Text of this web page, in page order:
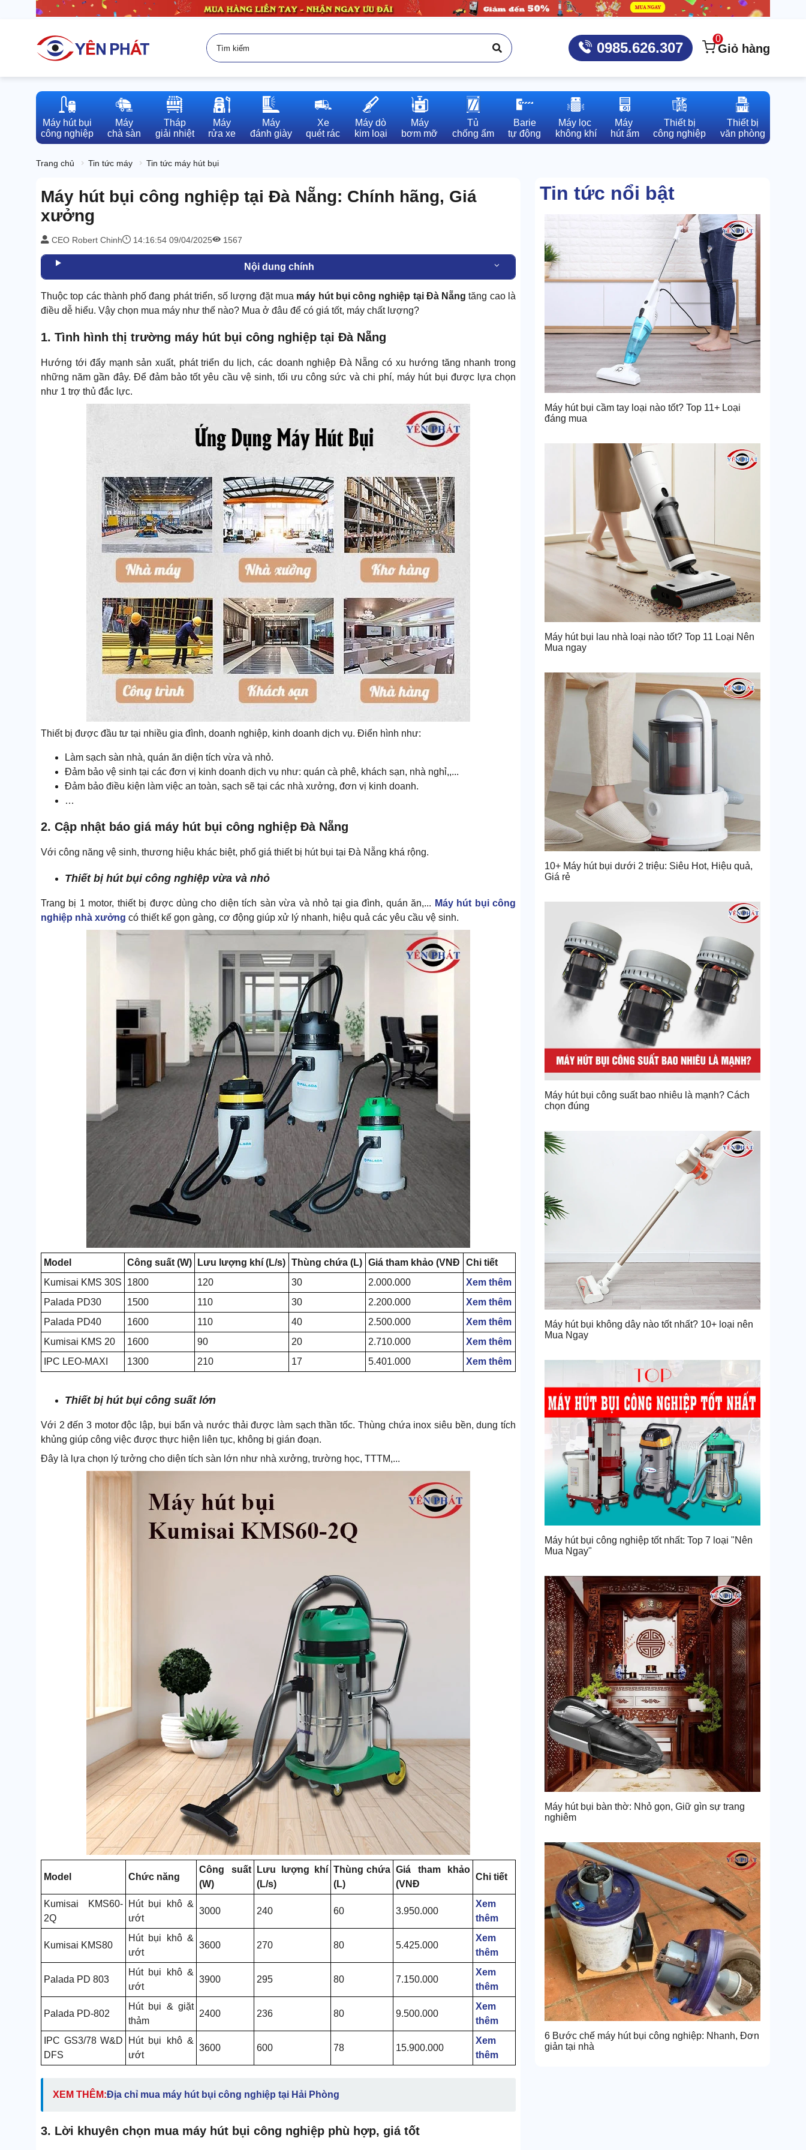
0985.626.307
0
Giỏ hàng
Máy hút bụi
công nghiệp
Máy
chà sàn
Tháp
giải nhiệt
Máy
rửa xe
Máy
đánh giày
Xe
quét rác
Máy dò
kim loại
Máy
bơm mỡ
Tủ
chống ẩm
Barie
tự động
Máy lọc
không khí
Máy
hút ẩm
Thiết bị
công nghiệp
Thiết bị
văn phòng
Trang chủ Tin tức máy Tin tức máy hút bụi
Máy hút bụi công nghiệp tại Đà Nẵng: Chính hãng, Giá
xưởng
CEO Robert Chinh 14:16:54 09/04/2025 1567
Nội dung chính
Thuộc top các thành phố đang phát triển, số lượng đặt mua máy hút bụi công nghiệp tại Đà Nẵngtăng cao là
điều dễ hiểu. Vậy chọn mua máy như thế nào? Mua ở đâu để có giá tốt, máy chất lượng?
1. Tình hình thị trường máy hút bụi công nghiệp tại Đà Nẵng
Hướng tới đẩy mạnh sản xuất, phát triển du lịch, các doanh nghiệp Đà Nẵng có xu hướng tăng nhanh trong
những năm gần đây. Để đảm bảo tốt yêu cầu vệ sinh, tối ưu công sức và chi phí, máy hút bụi được lựa chọn
như 1 trợ thủ đắc lực.
Thiết bị được đầu tư tại nhiều gia đình, doanh nghiệp, kinh doanh dịch vụ. Điển hình như:
Làm sạch sàn nhà, quán ăn diện tích vừa và nhỏ.
Đảm bảo vệ sinh tại các đơn vị kinh doanh dịch vụ như: quán cà phê, khách sạn, nhà nghỉ,,...
Đảm bảo điều kiện làm việc an toàn, sạch sẽ tại các nhà xưởng, đơn vị kinh doanh.
…
2. Cập nhật báo giá máy hút bụi công nghiệp Đà Nẵng
Với công năng vệ sinh, thương hiệu khác biệt, phổ giá thiết bị hút bụi tại Đà Nẵng khá rộng.
Thiết bị hút bụi công nghiệp vừa và nhỏ
Trang bị 1 motor, thiết bị được dùng cho diện tích sàn vừa và nhỏ tại gia đình, quán ăn,... Máy hút bụi công
nghiệp nhà xưởng có thiết kế gọn gàng, cơ động giúp xử lý nhanh, hiệu quả các yêu cầu vệ sinh.
Model Công suất (W) Lưu lượng khí (L/s) Thùng chứa (L) Giá tham khảo (VNĐ
Chi tiết
Kumisai KMS 30S
1800 120 30 2.000.000
Xem thêm
Palada PD30
1500 110 30 2.200.000
Xem thêm
Palada PD40
1600 110 40 2.500.000
Xem thêm
Kumisai KMS 20
1600 90 20 2.710.000
Xem thêm
IPC LEO-MAXI
1300 210 17 5.401.000 Xem thêm
Thiết bị hút bụi công suất lớn
Với 2 đến 3 motor độc lập, bụi bẩn và nước thải được làm sạch thần tốc. Thùng chứa inox siêu bền, dung tích
khủng giúp công việc được thực hiện liên tục, không bị gián đoạn.
Đây là lựa chọn lý tưởng cho diện tích sàn lớn như nhà xưởng, trường học, TTTM,...
Model Chức năng
Công suất
(W)
Lưu lượng khí
(L/s)
Thùng chứa
(L)
Giá tham khảo
(VNĐ
Chi tiết
Kumisai KMS60-
2Q
Hút bụi khô &
ướt
3000 240 60 3.950.000
Xem
thêm
Kumisai KMS80
Hút bụi khô &
ướt
3600 270 80 5.425.000
Xem
thêm
Palada PD 803
Hút bụi khô &
ướt
3900 295 80 7.150.000
Xem
thêm
Palada PD-802
Hút bụi & giặt
thảm
2400 236 80 9.500.000
Xem
thêm
IPC GS3/78 W&D
DFS
Hút bụi khô &
ướt
3600 600 78 15.900.000
Xem
thêm
XEM THÊM:Địa chỉ mua máy hút bụi công nghiệp tại Hải Phòng
3. Lời khuyên chọn mua máy hút bụi công nghiệp phù hợp, giá tốt
Tin tức nổi bật
Máy hút bụi cầm tay loại nào tốt? Top 11+ Loại
đáng mua
Máy hút bụi lau nhà loại nào tốt? Top 11 Loại Nên
Mua ngay
10+ Máy hút bụi dưới 2 triệu: Siêu Hot, Hiệu quả,
Giá rẻ
Máy hút bụi công suất bao nhiêu là mạnh? Cách
chọn đúng
Máy hút bụi không dây nào tốt nhất? 10+ loại nên
Mua Ngay
Máy hút bụi công nghiệp tốt nhất: Top 7 loại "Nên
Mua Ngay"
Máy hút bụi bàn thờ: Nhỏ gọn, Giữ gìn sự trang
nghiêm
6 Bước chế máy hút bụi công nghiệp: Nhanh, Đơn
giản tại nhà